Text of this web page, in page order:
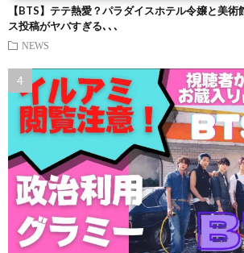
【BTS】テテ熱愛？パラダイスホテル令嬢と美
ス投稿がヤバすぎる､､､
NEWS